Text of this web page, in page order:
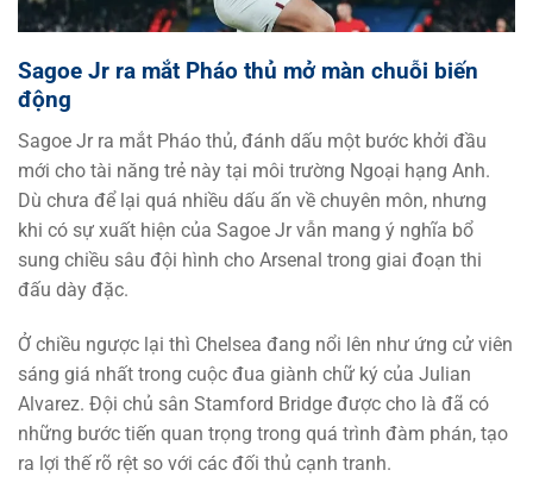
Sagoe Jr ra mắt Pháo thủ mở màn chuỗi biến
động
Sagoe Jr ra mắt Pháo thủ, đánh dấu một bước khởi đầu
mới cho tài năng trẻ này tại môi trường Ngoại hạng Anh.
Dù chưa để lại quá nhiều dấu ấn về chuyên môn, nhưng
khi có sự xuất hiện của Sagoe Jr vẫn mang ý nghĩa bổ
sung chiều sâu đội hình cho Arsenal trong giai đoạn thi
đấu dày đặc.
Ở chiều ngược lại thì Chelsea đang nổi lên như ứng cử viên
sáng giá nhất trong cuộc đua giành chữ ký của Julian
Alvarez. Đội chủ sân Stamford Bridge được cho là đã có
những bước tiến quan trọng trong quá trình đàm phán, tạo
ra lợi thế rõ rệt so với các đối thủ cạnh tranh.